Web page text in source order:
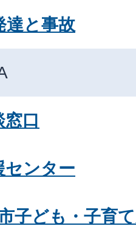
達と事故
口
センター
子ども・子育